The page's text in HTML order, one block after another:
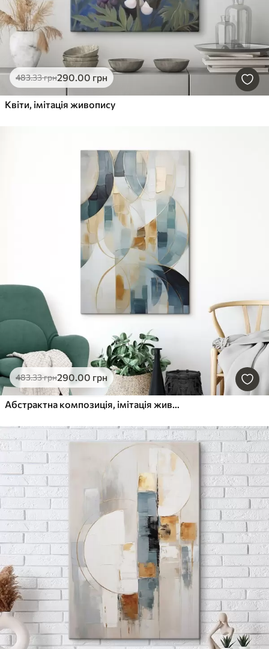
483.33грн290.00 грн
Квіти, імітація живопису
483.33грн290.00 грн
Абстрактна композиція, імітація живопису